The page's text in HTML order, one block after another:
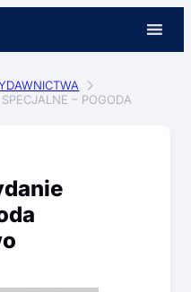
– POGODA